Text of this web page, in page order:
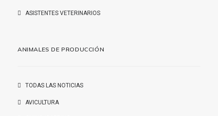
ASISTENTES VETERINARIOS
ANIMALES DE PRODUCCIÓN
TODAS LAS NOTICIAS
AVICULTURA